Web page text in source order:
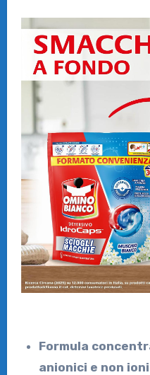
Formula
anionici e non